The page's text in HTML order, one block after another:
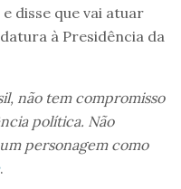
disse que vai atuar
à Presidência da
não tem compromisso
política. Não
personagem como
.